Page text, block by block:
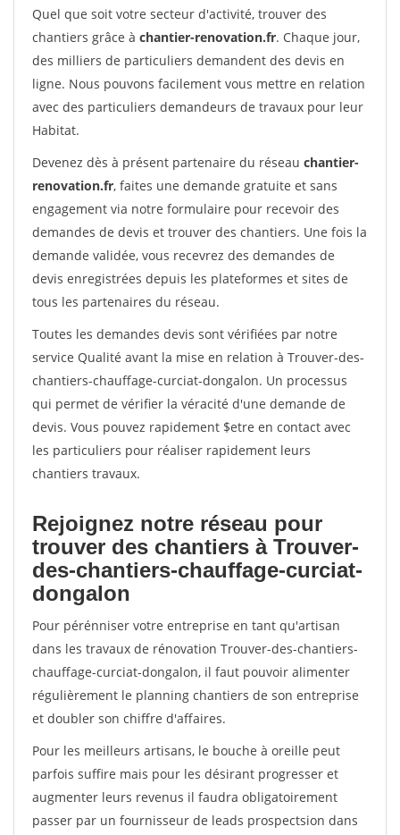
Quel que soit votre secteur d'activité, trouver des
chantiers grâce à chantier-renovation.fr. Chaque jour,
des milliers de particuliers demandent des devis en
ligne. Nous pouvons facilement vous mettre en relation
avec des particuliers demandeurs de travaux pour leur
Habitat.
Devenez dès à présent partenaire du réseau chantier-
renovation.fr, faites une demande gratuite et sans
engagement via notre formulaire pour recevoir des
demandes de devis et trouver des chantiers. Une fois la
demande validée, vous recevrez des demandes de
devis enregistrées depuis les plateformes et sites de
tous les partenaires du réseau.
Toutes les demandes devis sont vérifiées par notre
service Qualité avant la mise en relation à Trouver-des-
chantiers-chauffage-curciat-dongalon. Un processus
qui permet de vérifier la véracité d'une demande de
devis. Vous pouvez rapidement $etre en contact avec
les particuliers pour réaliser rapidement leurs
chantiers travaux.
Rejoignez notre réseau pour
trouver des chantiers à Trouver-
des-chantiers-chauffage-curciat-
dongalon
Pour pérénniser votre entreprise en tant qu'artisan
dans les travaux de rénovation Trouver-des-chantiers-
chauffage-curciat-dongalon, il faut pouvoir alimenter
régulièrement le planning chantiers de son entreprise
et doubler son chiffre d'affaires.
Pour les meilleurs artisans, le bouche à oreille peut
parfois suffire mais pour les désirant progresser et
augmenter leurs revenus il faudra obligatoirement
passer par un fournisseur de leads prospectsion dans